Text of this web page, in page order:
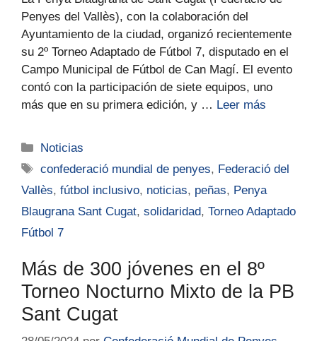
Penyes del Vallès), con la colaboración del
Ayuntamiento de la ciudad, organizó recientemente
su 2º Torneo Adaptado de Fútbol 7, disputado en el
Campo Municipal de Fútbol de Can Magí. El evento
contó con la participación de siete equipos, uno
más que en su primera edición, y … Leer más
Noticias
confederació mundial de penyes, Federació del
Vallès, fútbol inclusivo, noticias, peñas, Penya
Blaugrana Sant Cugat, solidaridad, Torneo Adaptado
Fútbol 7
Más de 300 jóvenes en el 8º
Torneo Nocturno Mixto de la PB
Sant Cugat